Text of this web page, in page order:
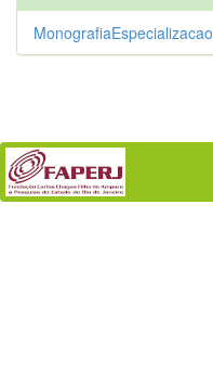
MonografiaEspecializacao